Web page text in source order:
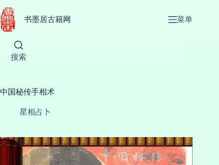
至
内
书墨居古籍网 菜单
搜索
中国秘传手相术
星相占卜